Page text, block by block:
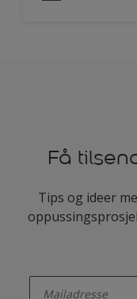
Få
Tips og ideer